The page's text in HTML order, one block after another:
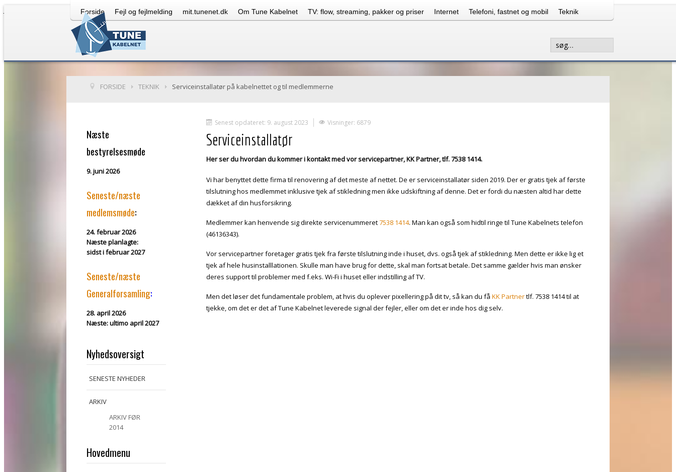
JHtml::_('jquery.framework', true);
Forside Fejl og fejlmelding mit.tunenet.dk Om Tune Kabelnet TV: flow, streaming, pakker og priser Internet Telefoni, fastnet og mobil Teknik
kontakt
Søg...
FORSIDE TEKNIK Serviceinstallatør på kabelnettet og til medlemmerne
Næste
bestyrelsesmøde
9. juni 2026
Seneste/næste
medlemsmøde:
24. februar 2026
Næste planlagte:
sidst i februar 2027
Seneste/næste
Generalforsamling:
28. april 2026
Næste:ultimo april 2027
Nyhedsoversigt
SENESTE NYHEDER
ARKIV
ARKIV FØR
2014
Hovedmenu
Senest opdateret: 9. august 2023 Visninger: 6879
Serviceinstallatør
Her ser du hvordan du kommer i kontakt med vor servicepartner, KK Partner, tlf. 7538 1414.
Vi har benyttet dette firma til renovering af det meste af nettet. De er serviceinstallatør siden 2019. Der er gratis tjek af første
tilslutning hos medlemmet inklusive tjek af stikledning men ikke udskiftning af denne. Det er fordi du næsten altid har dette
dækket af din husforsikring.
Medlemmer kan henvende sig direkte servicenummeret7538 1414. Man kan også som hidtil ringe til Tune Kabelnets telefon
(46136343).
Vor servicepartner foretager gratis tjek fra første tilslutning inde i huset, dvs. også tjek af stikledning. Men dette er ikke lig et
tjek af hele husinstalllationen. Skulle man have brug for dette, skal man fortsat betale. Det samme gælder hvis man ønsker
deres support til problemer med f.eks. Wi-Fi i huset eller indstilling af TV.
Men det løser det fundamentale problem, at hvis du oplever pixellering på dit tv, så kan du få KK Partnertlf. 7538 1414 til at
tjekke, om det er det af Tune Kabelnet leverede signal der fejler, eller om det er inde hos dig selv.